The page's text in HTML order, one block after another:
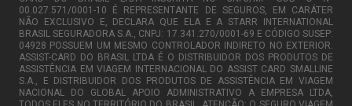
00.027.571/0001-10 É REPRESENTANTE DE SEGUROS, EM CARÁTER
NÃO EXCLUSIVO E, DECLARA QUE ELA E A STARR INTERNATIONAL
BRASIL SEGURADORA S.A., CNPJ: 17.341.270/0001-69 E CÓDIGO SUSEP:
04928 POSSUEM UM MESMO CONTROLADOR INDIRETO NO EXTERIOR.
ASSIST-CARD DO BRASIL LTDA É O DISTRIBUIDOR DOS PRODUTOS DE
ASSISTÊNCIA EM VIAGEM INTERNACIONAL DO ASSIST CARD SMALLINE
S.A., E DISTRIBUIDOR DOS PRODUTOS DE ASSISTÊNCIA EM VIAGEM
NACIONAL DO GLOBAL APOIO ADMINISTRATIVO A EMPRESA LTDA,